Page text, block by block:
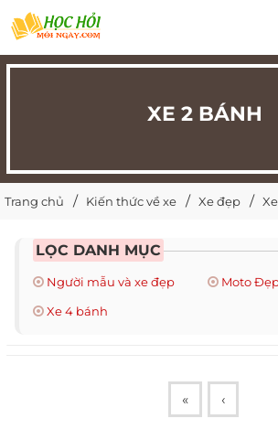
XE 2 BÁNH
Trang chủ Kiến thức về xe Xe đẹp
LỌC DANH MỤC
Người mẫu và xe đẹp
Moto
Xe 4 bánh
« ‹